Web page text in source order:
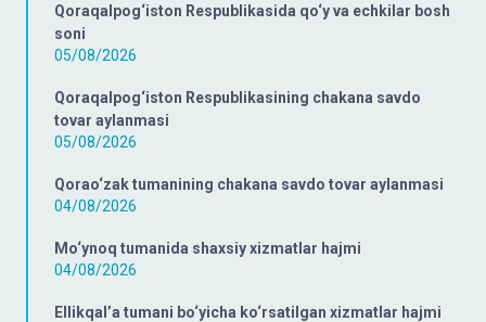
Qoraqalpog‘iston Respublikasida qo‘y va echkilar bosh
soni
05/08/2026
Qoraqalpog‘iston Respublikasining chakana savdo
tovar aylanmasi
05/08/2026
Qorao‘zak tumanining chakana savdo tovar aylanmasi
04/08/2026
Mo‘ynoq tumanida shaxsiy xizmatlar hajmi
04/08/2026
Ellikqal’a tumani bo‘yicha ko‘rsatilgan xizmatlar hajmi